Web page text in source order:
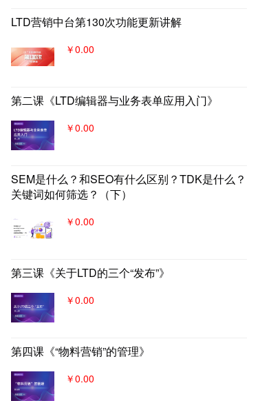
LTD营销中台第130次功能更新讲解
￥0.00
第二课《LTD编辑器与业务表单应用入门》
￥0.00
SEM是什么？和SEO有什么区别？TDK是什么？
关键词如何筛选？（下）
￥0.00
第三课《关于LTD的三个“发布”》
￥0.00
第四课《“物料营销”的管理》
￥0.00